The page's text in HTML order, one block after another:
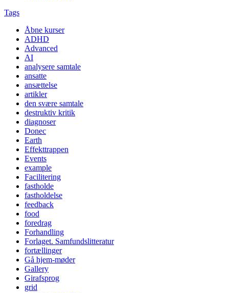
Tags
Åbne kurser
ADHD
Advanced
AI
analysere samtale
ansatte
ansættelse
artikler
den svære samtale
destruktiv kritik
diagnoser
Donec
Earth
Effekttrappen
Events
example
Facilitering
fastholde
fastholdelse
feedback
food
foredrag
Forhandling
Forlaget. Samfundslitteratur
fortællinger
Gå hjem-møder
Gallery
Girafsprog
grid